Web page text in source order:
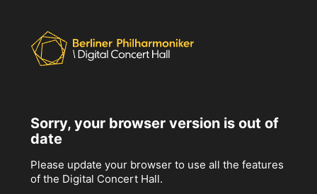
Sorry, your browser version is out of
date
Please update your browser to use all the features
of the Digital Concert Hall.